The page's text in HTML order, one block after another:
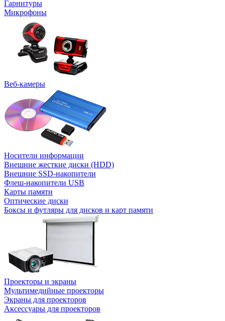
Гарнитуры
Микрофоны
Веб-камеры
Носители информации
Внешние жесткие диски (HDD)
Внешние SSD-накопители
Флеш-накопители USB
Карты памяти
Оптические диски
Боксы и футляры для дисков и карт памяти
Проекторы и экраны
Мультимедийные проекторы
Экраны для проекторов
Аксессуары для проекторов